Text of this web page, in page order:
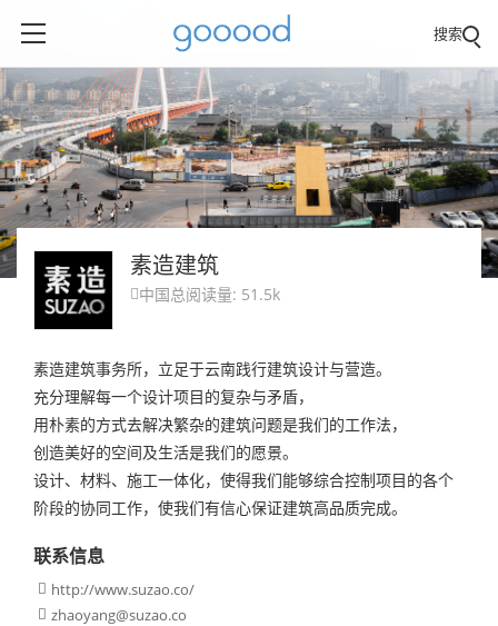
搜索
素造建筑
 中国总阅读量: 51.5k
素造建筑事务所，立足于云南践行建筑设计与营造。
充分理解每一个设计项目的复杂与矛盾，
用朴素的方式去解决繁杂的建筑问题是我们的工作法，
创造美好的空间及生活是我们的愿景。
设计、材料、施工一体化，使得我们能够综合控制项目的各个
阶段的协同工作，使我们有信心保证建筑高品质完成。
联系信息
 http://www.suzao.co/
 zhaoyang@suzao.co